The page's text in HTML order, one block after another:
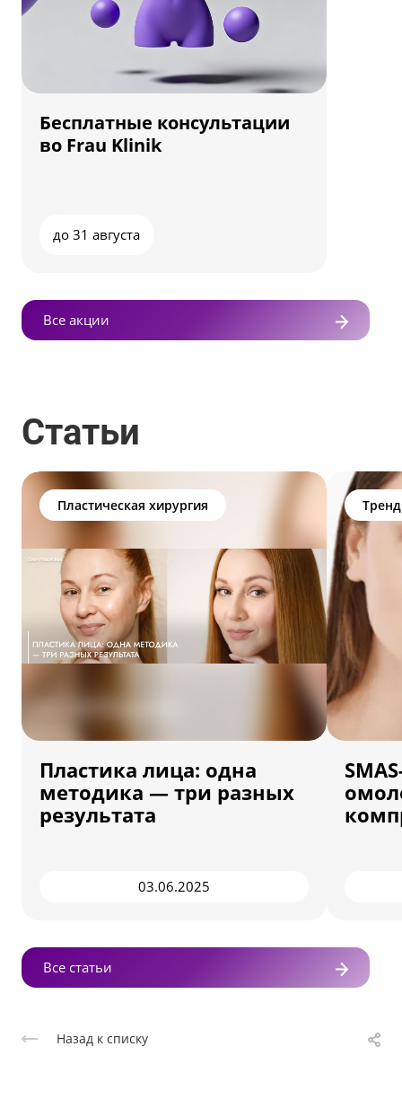
Бесплатные консультации
во Frau Klinik
до 31 августа
Все акции
Статьи
Пластическая хирургия
Пластика лица: одна
методика — три разных
результата
03.06.2025
Все статьи
Назад к списку